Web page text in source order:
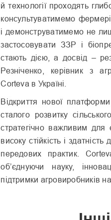
й технології проходять
консультуватимемо
і демонструватимемо не
застосовувати ЗЗР і
стають дією, а досвід –
Резніченко, керівник з
Corteva в Україні.
Відкриття нової
сталого розвитку
стратегічно важливим для
високу стійкість і
передових практик.
об’єднуючи науку,
підтримки агровиробників